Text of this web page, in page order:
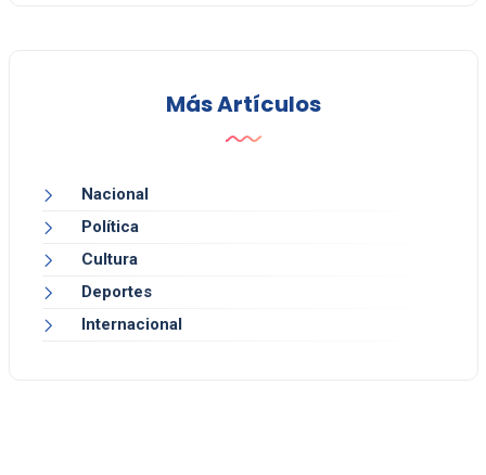
Más Artículos
Nacional
Política
Cultura
Deportes
Internacional